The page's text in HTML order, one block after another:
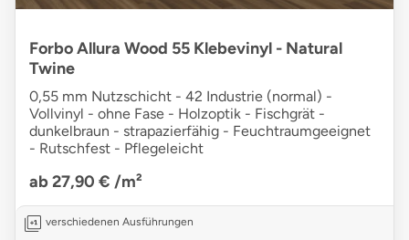
Forbo Allura Wood 55 Klebevinyl - Natural
Twine
0,55 mm Nutzschicht - 42 Industrie (normal) -
Vollvinyl - ohne Fase - Holzoptik - Fischgrät -
dunkelbraun - strapazierfähig - Feuchtraumgeeignet
- Rutschfest - Pflegeleicht
ab 27,90 € /m²
verschiedenen Ausführungen